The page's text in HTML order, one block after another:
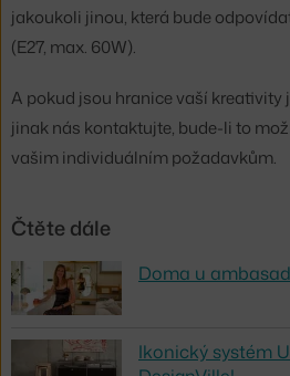
jakoukoli jinou, která bude
(E27, max. 60W).
A pokud jsou hranice vaší kreativity
jinak nás kontaktujte, bude-li to
vašim individuálním požadavkům.
Čtěte dále
Doma u
Ikonický systém